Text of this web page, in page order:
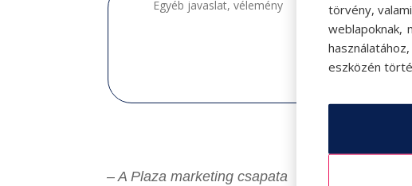
– A Plaza marketing csapata
törvény,
weblapoknak,
eszközén